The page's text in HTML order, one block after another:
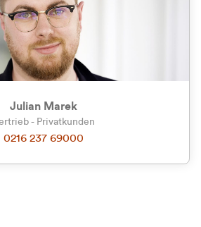
(inkl. MwSt.)
(exkl. MwSt.)
Julian Marek
- Privatkunden
0216 237 69000